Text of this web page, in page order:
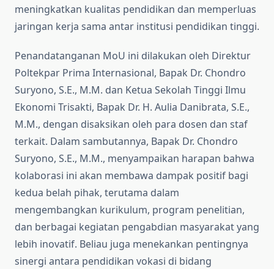
meningkatkan kualitas pendidikan dan memperluas
jaringan kerja sama antar institusi pendidikan tinggi.
Penandatanganan MoU ini dilakukan oleh Direktur
Poltekpar Prima Internasional, Bapak Dr. Chondro
Suryono, S.E., M.M. dan Ketua Sekolah Tinggi Ilmu
Ekonomi Trisakti, Bapak Dr. H. Aulia Danibrata, S.E.,
M.M., dengan disaksikan oleh para dosen dan staf
terkait. Dalam sambutannya, Bapak Dr. Chondro
Suryono, S.E., M.M., menyampaikan harapan bahwa
kolaborasi ini akan membawa dampak positif bagi
kedua belah pihak, terutama dalam
mengembangkan kurikulum, program penelitian,
dan berbagai kegiatan pengabdian masyarakat yang
lebih inovatif. Beliau juga menekankan pentingnya
sinergi antara pendidikan vokasi di bidang